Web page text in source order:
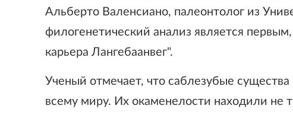
Альберто Валенсиано, палеонтолог из
филогенетический анализ является
карьера Лангебаанвег".
Ученый отмечает, что саблезубые
всему миру. Их окаменелости находили не